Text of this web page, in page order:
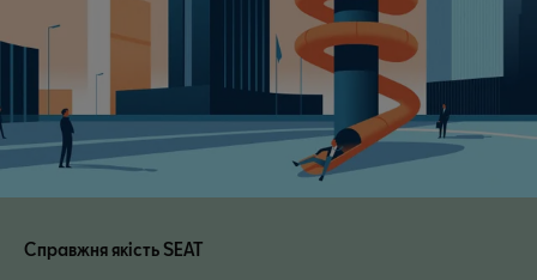
Справжня якість SEAT